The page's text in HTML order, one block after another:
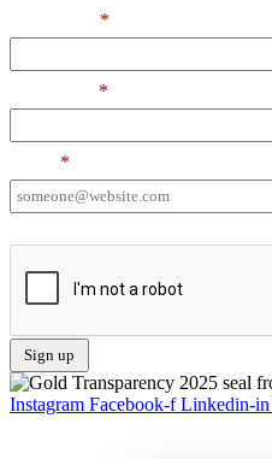
*
*
*
Instagram Facebook-f Linkedin-in